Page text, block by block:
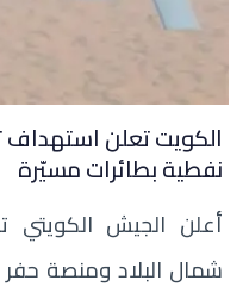
الكويت تعلن
نفطية بطائرات مسيّرة
أعلن الجيش الكويتي
شمال البلاد ومنصة